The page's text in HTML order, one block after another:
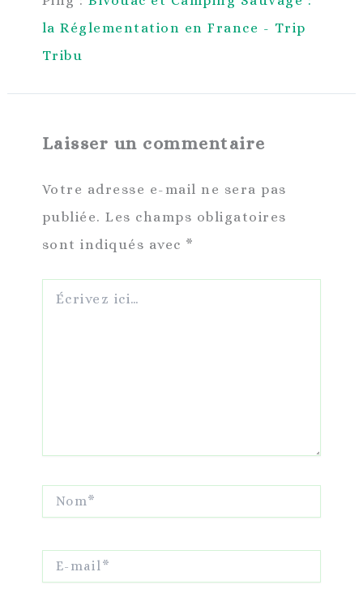
la Réglementation en France - Trip
Tribu
Laisser un commentaire
Votre adresse e-mail ne sera pas
publiée. Les champs obligatoires
sont indiqués avec *
ici…
mail*